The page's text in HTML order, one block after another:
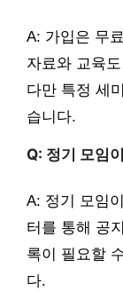
A: 가입은 무
자료와 교육
다만 특정 세
습니다.
Q: 정기 모임
A: 정기 모임
터를 통해 공
록이 필요할
다.